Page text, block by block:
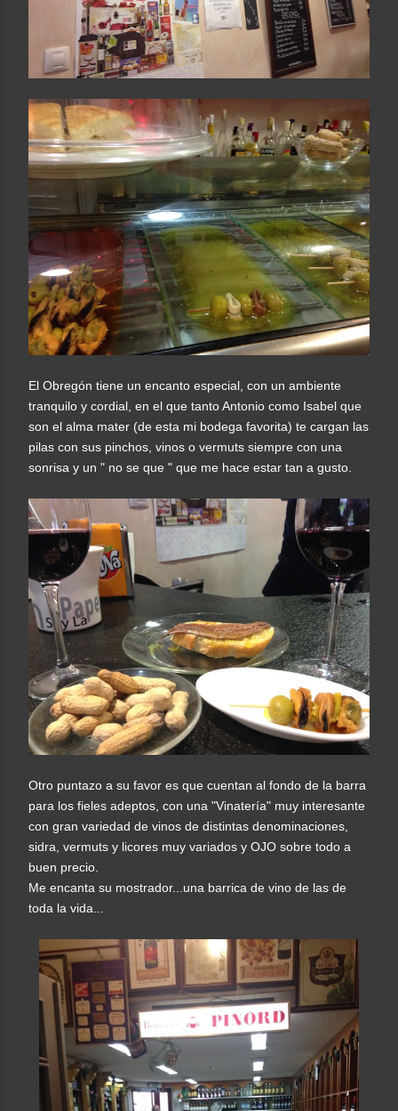
El Obregón tiene un encanto especial, con un ambiente
tranquilo y cordial, en el que tanto Antonio como Isabel que
son el alma mater (de esta mi bodega favorita) te cargan las
pilas con sus pinchos, vinos o vermuts siempre con una
sonrisa y un " no se que " que me hace estar tan a gusto.
Otro puntazo a su favor es que cuentan al fondo de la barra
para los fieles adeptos, con una "Vinatería" muy interesante
con gran variedad de vinos de distintas denominaciones,
sidra, vermuts y licores muy variados y OJO sobre todo a
buen precio.
Me encanta su mostrador...una barrica de vino de las de
toda la vida...